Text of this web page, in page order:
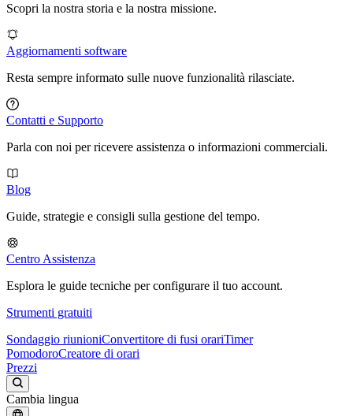
Scopri la nostra storia e la nostra missione.
Aggiornamenti software
Resta sempre informato sulle nuove funzionalità rilasciate.
Contatti e Supporto
Parla con noi per ricevere assistenza o informazioni commerciali.
Blog
Guide, strategie e consigli sulla gestione del tempo.
Centro Assistenza
Esplora le guide tecniche per configurare il tuo account.
Strumenti gratuiti
Sondaggio riunioniConvertitore di fusi orariTimer
PomodoroCreatore di orari
Prezzi
Cambia lingua